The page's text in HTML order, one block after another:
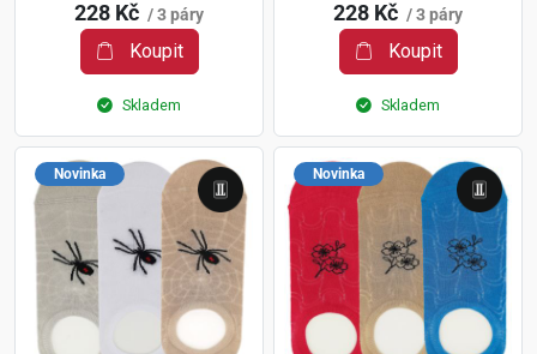
228 Kč / 3 páry
Koupit
Skladem
228 Kč / 3 páry
Koupit
Skladem
Novinka Novinka